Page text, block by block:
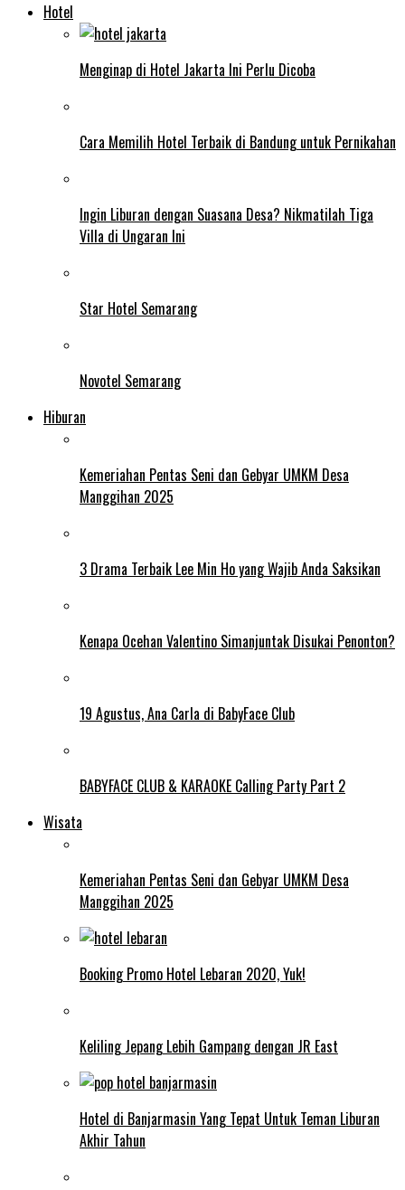
Hotel
Menginap di Hotel Jakarta Ini Perlu Dicoba
Cara Memilih Hotel Terbaik di Bandung untuk Pernikahan
Ingin Liburan dengan Suasana Desa? Nikmatilah Tiga
Villa di Ungaran Ini
Star Hotel Semarang
Novotel Semarang
Hiburan
Kemeriahan Pentas Seni dan Gebyar UMKM Desa
Manggihan 2025
3 Drama Terbaik Lee Min Ho yang Wajib Anda Saksikan
Kenapa Ocehan Valentino Simanjuntak Disukai Penonton?
19 Agustus, Ana Carla di BabyFace Club
BABYFACE CLUB & KARAOKE Calling Party Part 2
Wisata
Kemeriahan Pentas Seni dan Gebyar UMKM Desa
Manggihan 2025
Booking Promo Hotel Lebaran 2020, Yuk!
Keliling Jepang Lebih Gampang dengan JR East
Hotel di Banjarmasin Yang Tepat Untuk Teman Liburan
Akhir Tahun